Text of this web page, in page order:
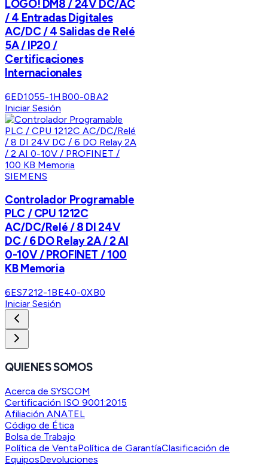
LOGO! DM8 / 24V DC/AC
/ 4 Entradas Digitales
AC/DC / 4 Salidas de Relé
5A / IP20 /
Certificaciones
Internacionales
6ED1055-1HB00-0BA2
Iniciar Sesión
SIEMENS
Controlador Programable
PLC / CPU 1212C
AC/DC/Relé / 8 DI 24V
DC / 6 DO Relay 2A / 2 AI
0-10V / PROFINET / 100
KB Memoria
6ES7212-1BE40-0XB0
Iniciar Sesión
QUIENES SOMOS
Acerca de SYSCOM
Certificación ISO 9001:2015
Afiliación ANATEL
Código de Ética
Bolsa de Trabajo
Política de VentaPolítica de GarantíaClasificación de
EquiposDevoluciones